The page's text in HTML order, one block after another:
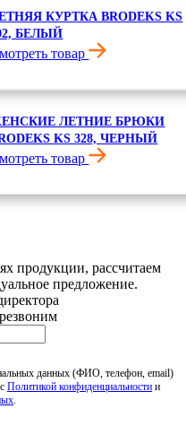
КУРТКА BRODEKS KS
БЕЛЫЙ
товар
ЛЕТНИЕ БРЮКИ
KS 328, ЧЕРНЫЙ
товар
продукции, рассчитаем
предложение.
данных (ФИО, телефон, email)
Политикой конфиденциальности и
.